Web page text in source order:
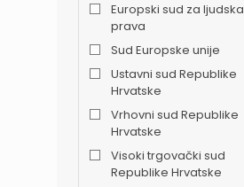
Europski sud za ljudska
prava
Sud Europske unije
Ustavni sud Republike
Hrvatske
Vrhovni sud Republike
Hrvatske
Visoki trgovački sud
Republike Hrvatske